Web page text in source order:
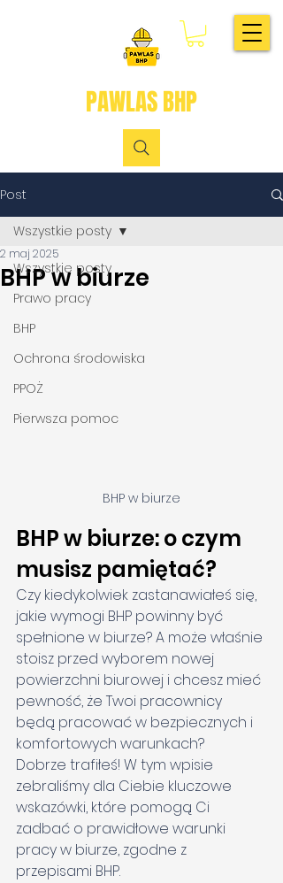
PAWLAS BHP
Post
Wszystkie posty
Prawo pracy
BHP
Ochrona środowiska
PPOŻ
Pierwsza pomoc
Wszystkie posty
BHP w biurze
2 maj 2025
BHP w biurze
BHP w biurze: o czym
musisz pamiętać?
Czy kiedykolwiek zastanawiałeś się,
jakie wymogi BHP powinny być
spełnione w biurze? A może właśnie
stoisz przed wyborem nowej
powierzchni biurowej i chcesz mieć
pewność, że Twoi pracownicy
będą pracować w bezpiecznych i
komfortowych warunkach?
Dobrze trafiłeś! W tym wpisie
zebraliśmy dla Ciebie kluczowe
wskazówki, które pomogą Ci
zadbać o prawidłowe warunki
pracy w biurze, zgodne z
przepisami BHP.